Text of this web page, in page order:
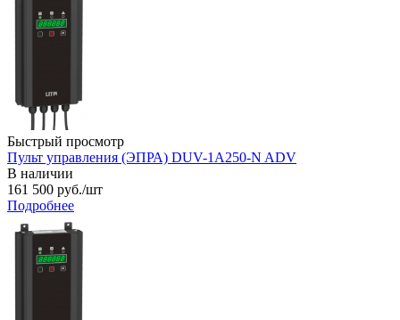
Быстрый просмотр
Пульт управления (ЭПРА) DUV-1A250-N ADV
В наличии
161 500 руб./шт
Подробнее